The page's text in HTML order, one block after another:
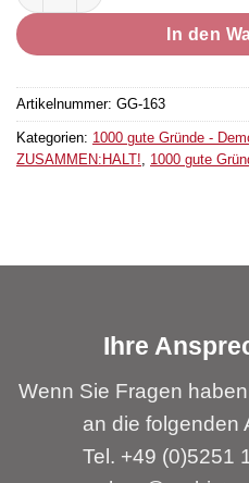
In den
Artikelnummer: GG-163
Kategorien: 1000 gute Gründe -
ZUSAMMEN:HALT!
1000 gute
Ihre
Wenn Sie Fragen
an die folgenden
Tel. +49 (0)5251